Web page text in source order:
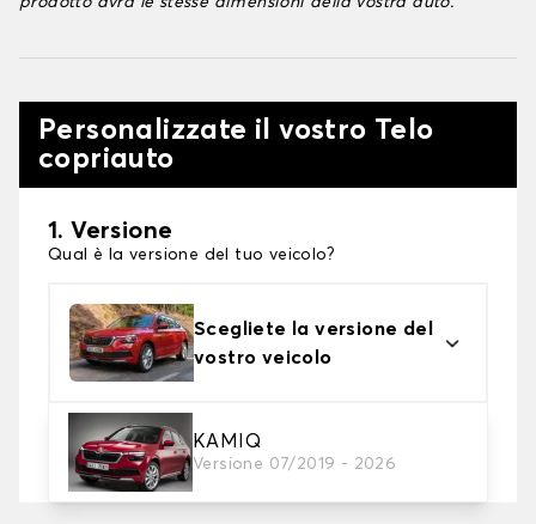
Personalizzate il vostro Telo
copriauto
1. Versione
Qual è la versione del tuo veicolo?
Scegliete la versione del
vostro veicolo
KAMIQ
Versione 07/2019 - 2026
2. Livello di protezione
Scegli il telo protettivo adatto alle tue esigenze